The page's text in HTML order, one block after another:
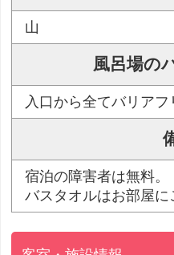
山
風呂場の
入口から全てバリアフ
宿泊の障害者は無料。
バスタオルはお部屋に